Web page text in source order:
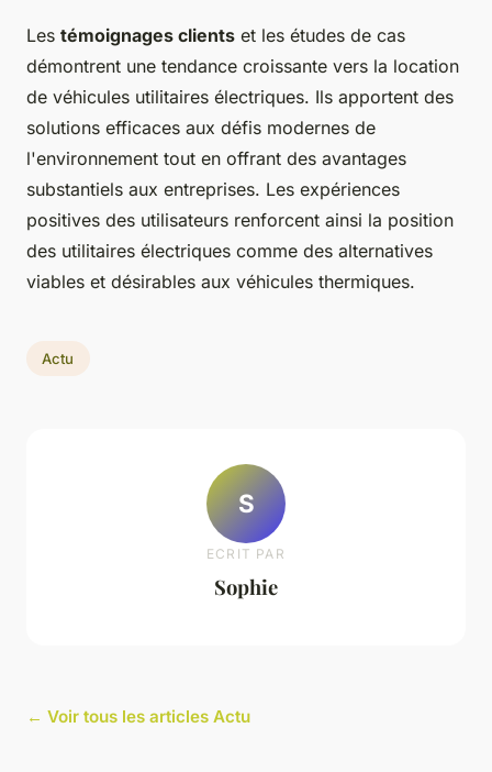
Les témoignages clients et les études de cas
démontrent une tendance croissante vers la location
de véhicules utilitaires électriques. Ils apportent des
solutions efficaces aux défis modernes de
l'environnement tout en offrant des avantages
substantiels aux entreprises. Les expériences
positives des utilisateurs renforcent ainsi la position
des utilitaires électriques comme des alternatives
viables et désirables aux véhicules thermiques.
Actu
S
ECRIT PAR
Sophie
← Voir tous les articles Actu